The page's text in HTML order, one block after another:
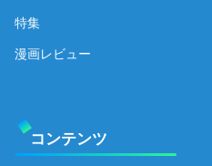
特集
漫画レビュー
コンテンツ